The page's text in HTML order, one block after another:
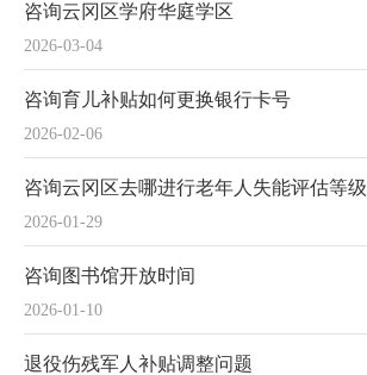
2026-03-04
咨询云冈区学府华庭学区
2026-02-06
咨询育儿补贴如何更换银行卡号
2026-01-29
咨询云冈区去哪进行老年人失能评估等级
2026-01-10
咨询图书馆开放时间
退役伤残军人补贴调整问题